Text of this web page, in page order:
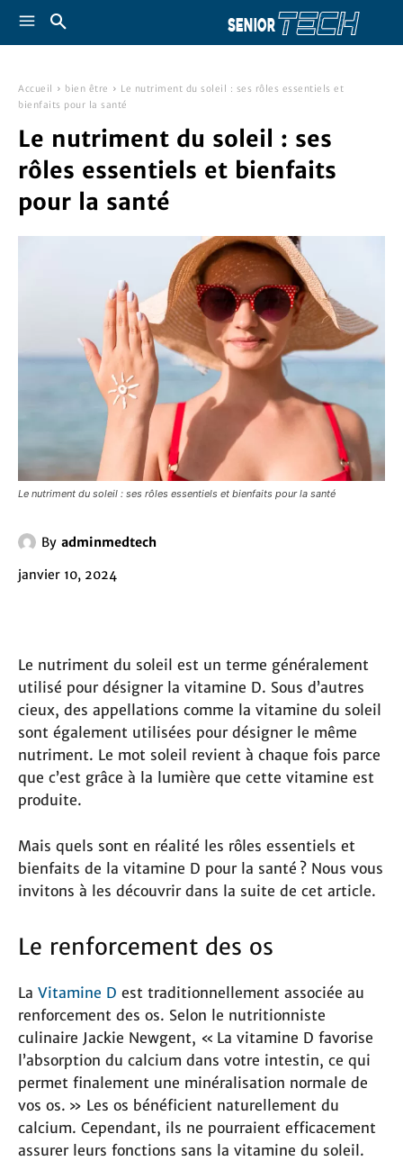
Accueil bien être
Le nutriment du soleil : ses rôles essentiels et
bienfaits pour la santé
Le nutriment du soleil : ses
rôles essentiels et bienfaits
pour la santé
Le nutriment du soleil : ses rôles essentiels et bienfaits pour la santé
By adminmedtech
janvier 10, 2024
Le nutriment du soleil est un terme généralement
utilisé pour désigner la vitamine D. Sous d’autres
cieux, des appellations comme la vitamine du soleil
sont également utilisées pour désigner le même
nutriment. Le mot soleil revient à chaque fois parce
que c’est grâce à la lumière que cette vitamine est
produite.
Mais quels sont en réalité les rôles essentiels et
bienfaits de la vitamine D pour la santé ? Nous vous
invitons à les découvrir dans la suite de cet article.
Le renforcement des os
La Vitamine D est traditionnellement associée au
renforcement des os. Selon le nutritionniste
culinaire Jackie Newgent, « La vitamine D favorise
l’absorption du calcium dans votre intestin, ce qui
permet finalement une minéralisation normale de
vos os. » Les os bénéficient naturellement du
calcium. Cependant, ils ne pourraient efficacement
assurer leurs fonctions sans la vitamine du soleil.